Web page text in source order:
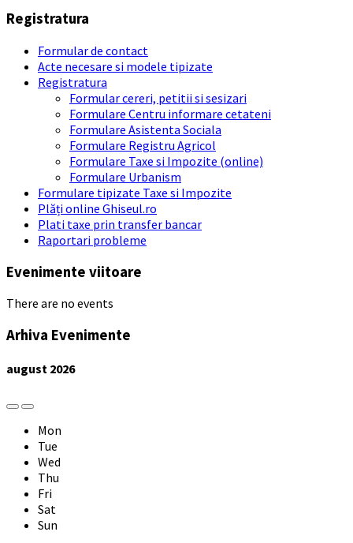
Registratura
Formular de contact
Acte necesare si modele tipizate
Registratura
Formular cereri, petitii si sesizari
Formulare Centru informare cetateni
Formulare Asistenta Sociala
Formulare Registru Agricol
Formulare Taxe si Impozite (online)
Formulare Urbanism
Formulare tipizate Taxe si Impozite
Plăți online Ghiseul.ro
Plati taxe prin transfer bancar
Raportari probleme
Evenimente viitoare
There are no events
Arhiva Evenimente
august 2026
Previous
Month
Next
Month
Mon
Tue
Wed
Thu
Fri
Sat
Sun